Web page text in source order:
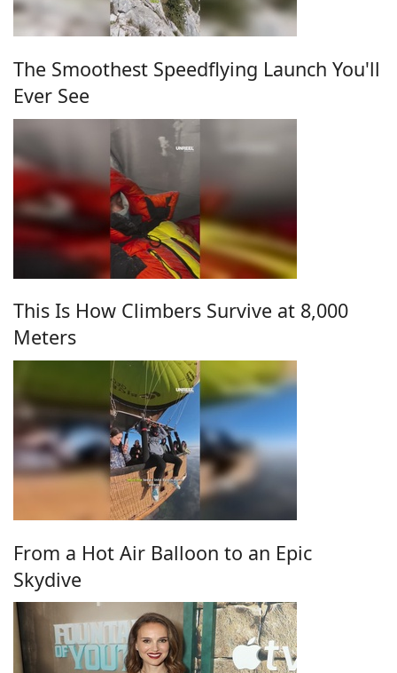
The Smoothest Speedflying Launch You'll
Ever See
This Is How Climbers Survive at 8,000
Meters
From a Hot Air Balloon to an Epic
Skydive